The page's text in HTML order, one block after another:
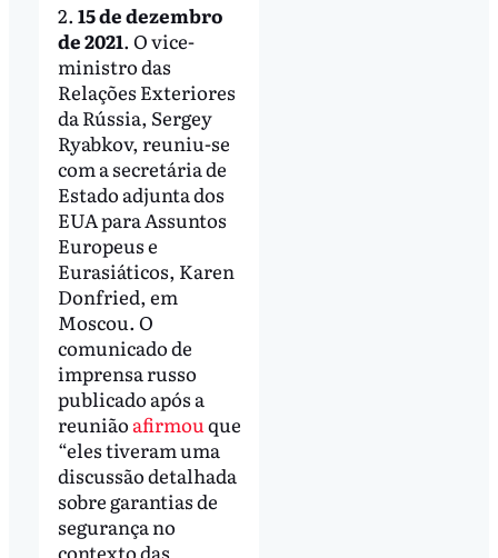
2. 15 de dezembro
de 2021. O vice-
ministro das
Relações Exteriores
da Rússia, Sergey
Ryabkov, reuniu-se
com a secretária de
Estado adjunta dos
EUA para Assuntos
Europeus e
Eurasiáticos, Karen
Donfried, em
Moscou. O
comunicado de
imprensa russo
publicado após a
reunião afirmouque
“eles tiveram uma
discussão detalhada
sobre garantias de
segurança no
contexto das